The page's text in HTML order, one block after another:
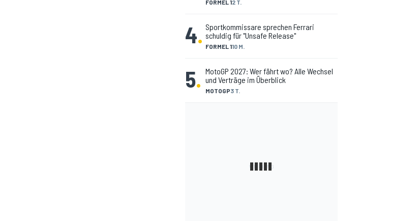
FORMEL 12 T.
4. FORMEL 110 M.
Sportkommissare sprechen Ferrari
schuldig für "Unsafe Release"
5. MOTOGP3 T.
MotoGP 2027: Wer fährt wo? Alle Wechsel
und Verträge im Überblick